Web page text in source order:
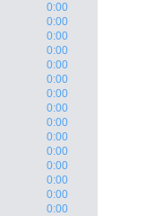
0:00
0:00
0:00
0:00
0:00
0:00
0:00
0:00
0:00
0:00
0:00
0:00
0:00
0:00
0:00